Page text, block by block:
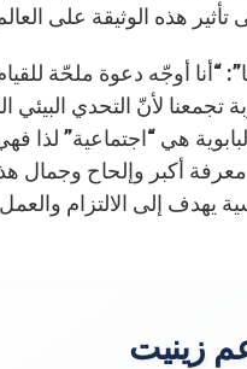
هذه الوثيقة على
“أنا أوجّه دعوة ملحّة
لأنّ التحدي البيئي
هي “اجتماعية” لذا
أكبر وإلحاح وجمال
يهدف إلى الالتزام
زينيت